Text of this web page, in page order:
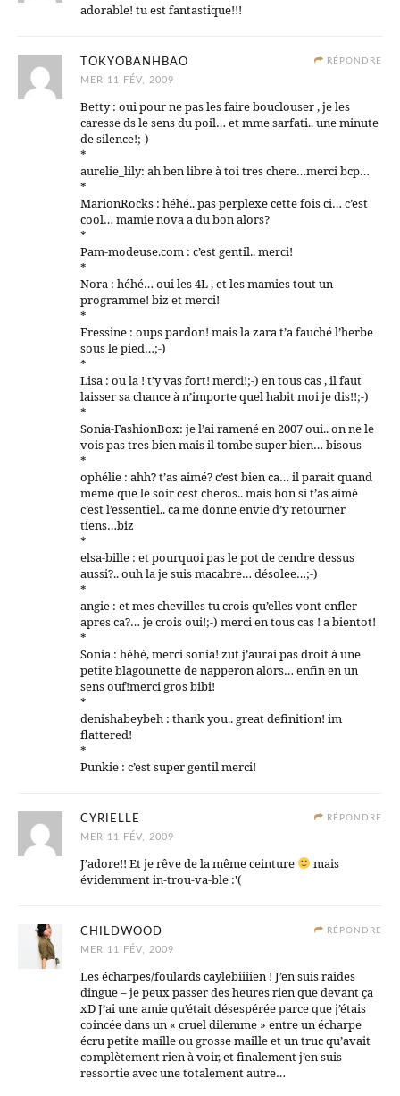
adorable! tu est fantastique!!!
RÉPONDRE
TOKYOBANHBAO
MER 11 FÉV, 2009
Betty : oui pour ne pas les faire bouclouser , je les
caresse ds le sens du poil… et mme sarfati.. une minute
de silence!;-)
*
aurelie_lily: ah ben libre à toi tres chere…merci bcp…
*
MarionRocks : héhé.. pas perplexe cette fois ci… c’est
cool… mamie nova a du bon alors?
*
Pam-modeuse.com : c’est gentil.. merci!
*
Nora : héhé… oui les 4L , et les mamies tout un
programme! biz et merci!
*
Fressine : oups pardon! mais la zara t’a fauché l’herbe
sous le pied…;-)
*
Lisa : ou la ! t’y vas fort! merci!;-) en tous cas , il faut
laisser sa chance à n’importe quel habit moi je dis!!;-)
*
Sonia-FashionBox: je l’ai ramené en 2007 oui.. on ne le
vois pas tres bien mais il tombe super bien… bisous
*
ophélie : ahh? t’as aimé? c’est bien ca… il parait quand
meme que le soir cest cheros.. mais bon si t’as aimé
c’est l’essentiel.. ca me donne envie d’y retourner
tiens…biz
*
elsa-bille : et pourquoi pas le pot de cendre dessus
aussi?.. ouh la je suis macabre… désolee…;-)
*
angie : et mes chevilles tu crois qu’elles vont enfler
apres ca?… je crois oui!;-) merci en tous cas ! a bientot!
*
Sonia : héhé, merci sonia! zut j’aurai pas droit à une
petite blagounette de napperon alors… enfin en un
sens ouf!merci gros bibi!
*
denishabeybeh : thank you.. great definition! im
flattered!
*
Punkie : c’est super gentil merci!
RÉPONDRE
CYRIELLE
MER 11 FÉV, 2009
J’adore!! Et je rêve de la même ceinture
mais
évidemment in-trou-va-ble :'(
RÉPONDRE
CHILDWOOD
MER 11 FÉV, 2009
Les écharpes/foulards caylebiiiien ! J’en suis raides
dingue – je peux passer des heures rien que devant ça
xD J’ai une amie qu’était désespérée parce que j’étais
coincée dans un « cruel dilemme » entre un écharpe
écru petite maille ou grosse maille et un truc qu’avait
complètement rien à voir, et finalement j’en suis
ressortie avec une totalement autre…